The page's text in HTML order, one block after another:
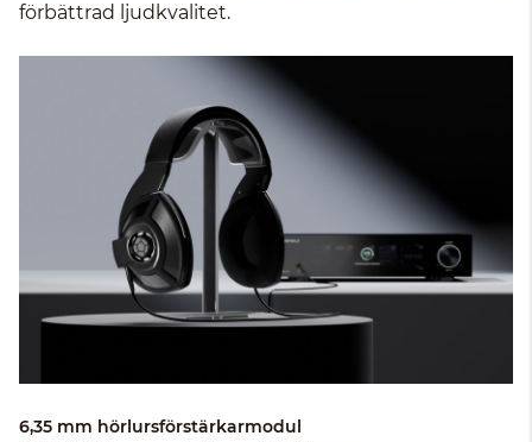
förbättrad ljudkvalitet.
6,35 mm hörlursförstärkarmodul